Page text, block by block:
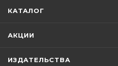
КАТАЛОГ
АКЦИИ
ИЗДАТЕЛЬСТВА